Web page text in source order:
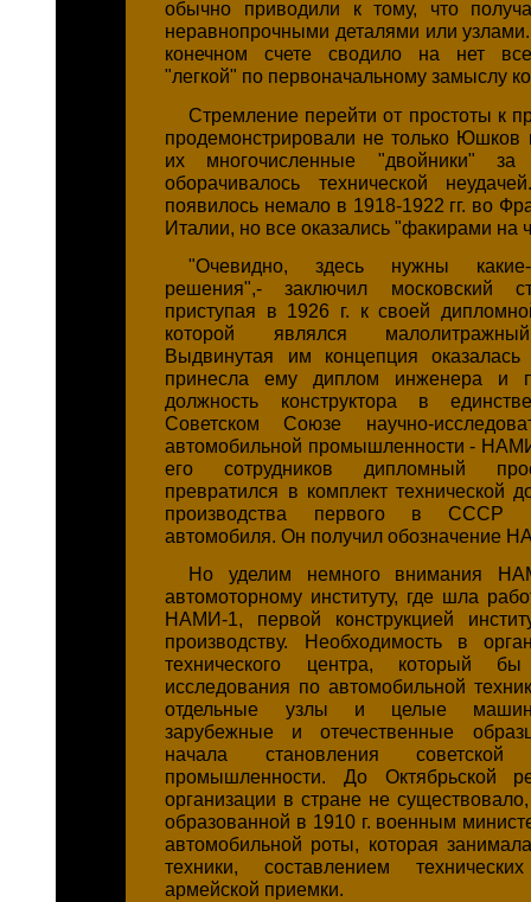
обычно приводили к тому, что
неравнопрочными деталями или
конечном счете сводило на нет
"легкой" по первоначальному замыслу
Стремление перейти от простоты к
продемонстрировали не только Юшков
их многочисленные "двойники" за
оборачивалось технической
появилось немало в 1918-1922 гг. во
Италии, но все оказались "факирами на
"Очевидно, здесь нужны
решения",- заключил московский
приступая в 1926 г. к своей
которой являлся
Выдвинутая им концепция
принесла ему диплом инженера и
должность конструктора в
Советском Союзе научно-
автомобильной промышленности -
его сотрудников дипломный
превратился в комплект технической
производства первого в СССР
автомобиля. Он получил обозначение
Но уделим немного внимания
автомоторному институту, где шла
НАМИ-1, первой конструкцией
производству. Необходимость в
технического центра, который
исследования по автомобильной
отдельные узлы и целые
зарубежные и отечественные
начала становления советской
промышленности. До Октябрьской
организации в стране не
образованной в 1910 г. военным
автомобильной роты, которая
техники, составлением
армейской приемки.